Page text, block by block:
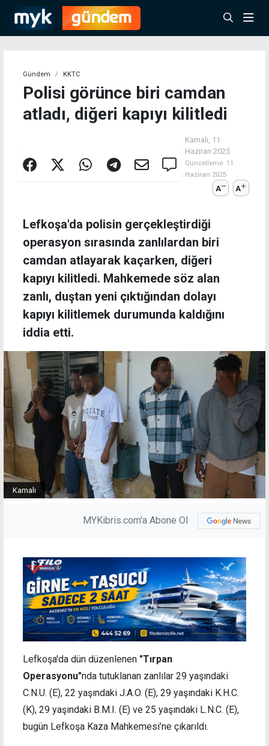
Gündem KKTC
Polisi görünce biri camdan
atladı, diğeri kapıyı kilitledi
Kamalı, 11
Haziran 2025
Güncelleme: 11
Haziran 2025
A A
Lefkoşa'da polisin gerçekleştirdiği
operasyon sırasında zanlılardan biri
camdan atlayarak kaçarken, diğeri
kapıyı kilitledi. Mahkemede söz alan
zanlı, duştan yeni çıktığından dolayı
kapıyı kilitlemek durumunda kaldığını
iddia etti.
Kamalı
MYKibris.com'a Abone Ol
Lefkoşa'da dün düzenlenen "Tırpan
Operasyonu"nda tutuklanan zanlılar 29 yaşındaki
C.N.U. (E), 22 yaşındaki J.A.O. (E), 29 yaşındaki K.H.C.
(K), 29 yaşındaki B.M.I. (E) ve 25 yaşındaki L.N.C. (E),
bugün Lefkoşa Kaza Mahkemesi’ne çıkarıldı.